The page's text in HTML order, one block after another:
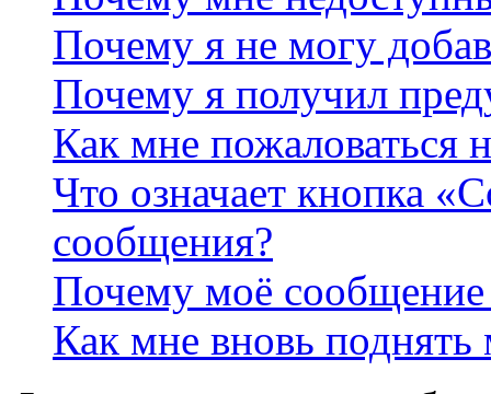
Почему я не могу
Почему я получил
Как мне пожаловаться
Что означает кнопка
сообщения?
Почему моё сообщение
Как мне вновь